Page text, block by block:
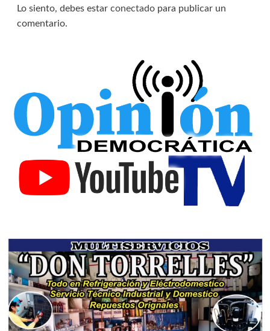
Lo siento, debes estar conectadopara publicar un
comentario.